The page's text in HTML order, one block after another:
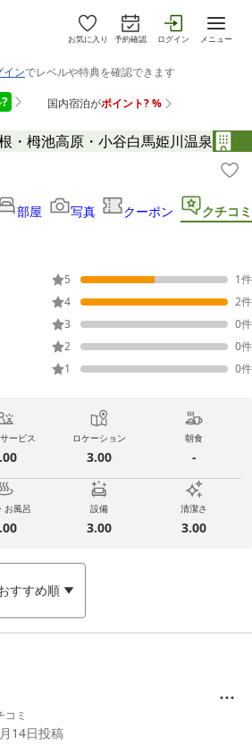
お気に入り 予約確認 ログイン メニュー
・栂池高原・小谷白馬姫川温泉
部屋 写真 クーポン クチコミ
5 1件
4
2件
3
0件
2
0件
1
0件
ービス ロケーション
3.00
朝食
-
お風呂 設備
3.00
清潔さ
3.00
すすめ順
コミ
14日投稿